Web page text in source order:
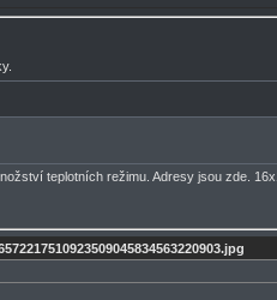
teplotních režimu. Adresy jsou zde.